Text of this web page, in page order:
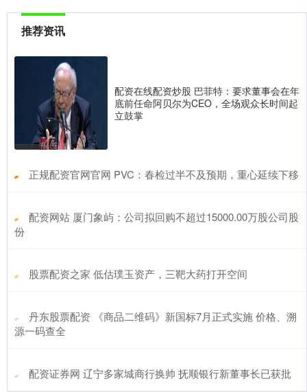
推荐资讯
配资在线配资炒股 巴菲特：要求董事会在年
底前任命阿贝尔为CEO，全场观众长时间起
立鼓掌
​正规配资官网官网 PVC：春检过半不及预期，重心延续下移
​配资网站 厦门象屿：公司拟回购不超过15000.00万股公司股
份
​股票配资之家 低估璞玉资产，三靶大药打开空间
​丹东股票配资 《商品二维码》新国标7月正式实施 价格、溯
源一码查全
​配资证券网 辽宁多家城商行换帅 抚顺银行新董事长已获批